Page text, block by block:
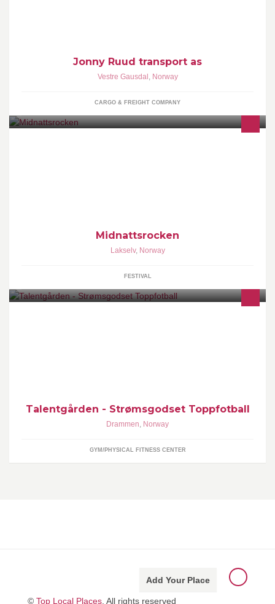
Jonny Ruud transport as
Vestre Gausdal , Norway
CARGO & FREIGHT COMPANY
Midnattsrocken
Lakselv, Norway
FESTIVAL
Talentgården - Strømsgodset Toppfotball
Drammen, Norway
GYM/PHYSICAL FITNESS CENTER
Add Your Place
© Top Local Places , All rights reserved